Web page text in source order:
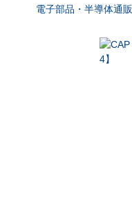
電子部品・半導体通